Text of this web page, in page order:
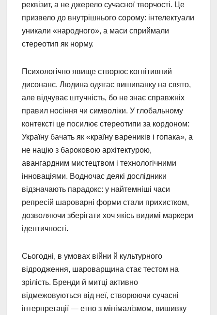
реквізит, а не джерело сучасної творчості. Це
призвело до внутрішнього сорому: інтелектуали
уникали «народного», а маси сприймали
стереотип як норму.
Психологічно явище створює когнітивний
дисонанс. Людина одягає вишиванку на свято,
але відчуває штучність, бо не знає справжніх
правил носіння чи символіки. У глобальному
контексті це посилює стереотипи за кордоном:
Україну бачать як «країну вареників і гопака», а
не націю з бароковою архітектурою,
авангардним мистецтвом і технологічними
інноваціями. Водночас деякі дослідники
відзначають парадокс: у найтемніші часи
репресій шароварні форми стали прихистком,
дозволяючи зберігати хоч якісь видимі маркери
ідентичності.
Сьогодні, в умовах війни й культурного
відродження, шароварщина стає тестом на
зрілість. Бренди й митці активно
відмежовуються від неї, створюючи сучасні
інтерпретації — етно з мінімалізмом, вишивку